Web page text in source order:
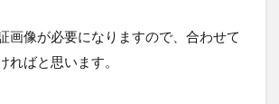
画像が必要になりますので、合わせて
ればと思います。